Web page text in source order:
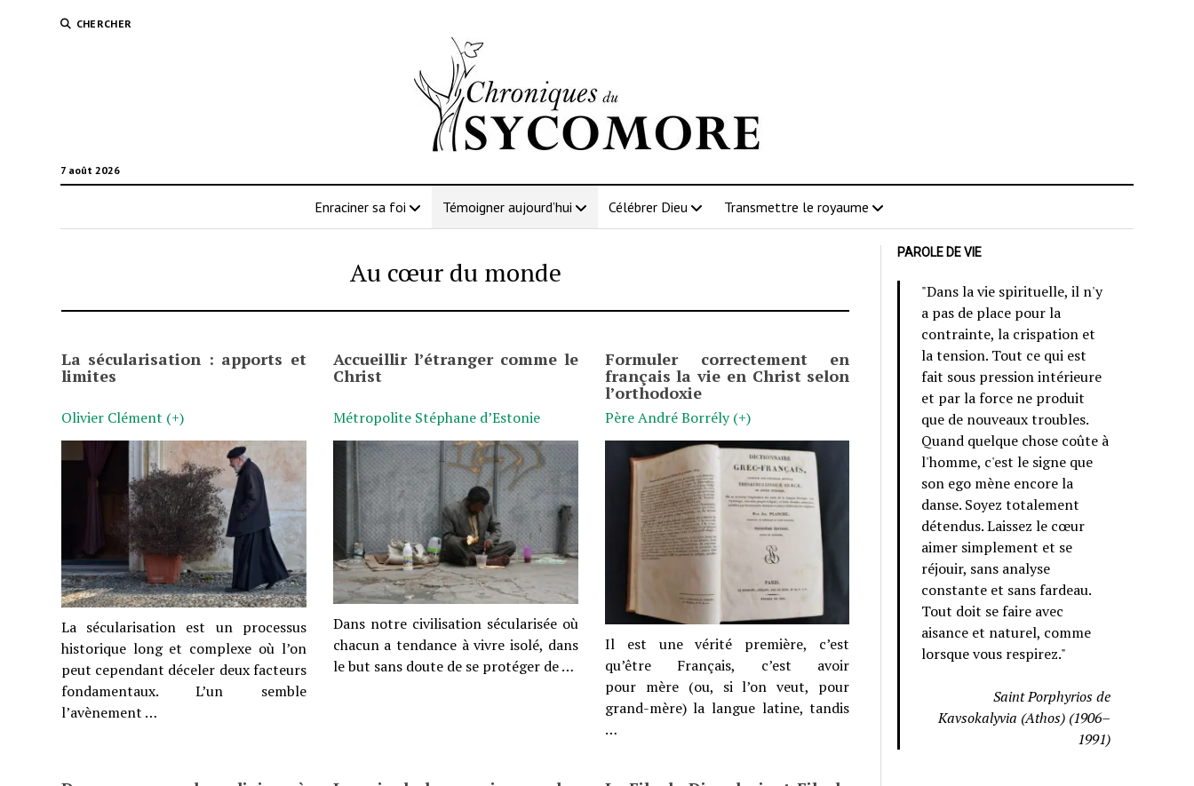
CHERCHER
7 août 2026
Enraciner sa foi Témoigner aujourd’hui Célébrer Dieu Transmettre le royaume
Au cœur du monde
La sécularisation : apports et
limites
Olivier Clément (+)
La sécularisation est un processus
historique long et complexe où l’on
peut cependant déceler deux facteurs
fondamentaux. L’un semble
l’avènement …
Accueillir l’étranger comme le
Christ
Métropolite Stéphane d’Estonie
Dans notre civilisation sécularisée où
chacun a tendance à vivre isolé, dans
le but sans doute de se protéger de …
Formuler correctement en
français la vie en Christ selon
l’orthodoxie
Père André Borrély (+)
Il est une vérité première, c’est
qu’être Français, c’est avoir
pour mère (ou, si l’on veut, pour
grand-mère) la langue latine, tandis
…
PAROLE DE VIE
"Dans la vie spirituelle, il n'y
a pas de place pour la
contrainte, la crispation et
la tension. Tout ce qui est
fait sous pression intérieure
et par la force ne produit
que de nouveaux troubles.
Quand quelque chose coûte à
l'homme, c'est le signe que
son ego mène encore la
danse. Soyez totalement
détendus. Laissez le cœur
aimer simplement et se
réjouir, sans analyse
constante et sans fardeau.
Tout doit se faire avec
aisance et naturel, comme
lorsque vous respirez."
Saint Porphyrios de
Kavsokalyvia (Athos) (1906–
1991)